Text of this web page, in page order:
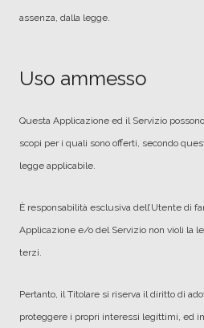
assenza, dalla legge.
Uso ammesso
Questa Applicazione ed il Servizio
scopi per i quali sono offerti, secondo
legge applicabile.
È responsabilità esclusiva dell’Utente di
Applicazione e/o del Servizio non violi la
terzi.
Pertanto, il Titolare si riserva il diritto di
proteggere i propri interessi legittimi, ed